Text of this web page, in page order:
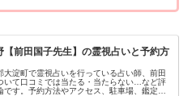
【前田国子先生】の霊視占いと予約方
大淀町で霊視占いを行っている占い師、前田
いて口コミでは当たる・当たらない…など評
です。予約方法やアクセス、駐車場、鑑定料